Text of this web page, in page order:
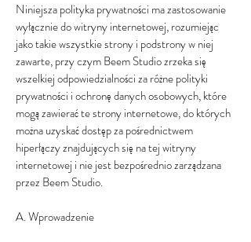
Niniejsza polityka prywatności ma zastosowanie
wyłącznie do witryny internetowej, rozumiejąc
jako takie wszystkie strony i podstrony w niej
zawarte, przy czym Beem Studio zrzeka się
wszelkiej odpowiedzialności za różne polityki
prywatności i ochronę danych osobowych, które
mogą zawierać te strony internetowe, do których
można uzyskać dostęp za pośrednictwem
hiperłączy znajdujących się na tej witryny
internetowej i nie jest bezpośrednio zarządzana
przez Beem Studio.
A. Wprowadzenie